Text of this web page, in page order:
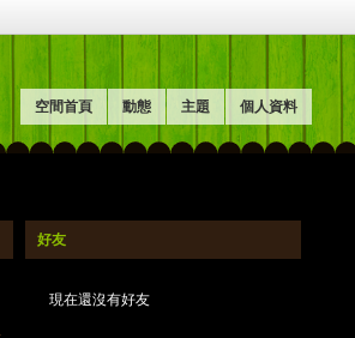
空間首頁 動態 主題 個人資料
好友
現在還沒有好友